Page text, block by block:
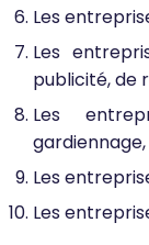
Les
Les
publicité, de
Les
Les
Les